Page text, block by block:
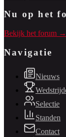
Nu op het
Bekijk het forum →
Navigatie
Nieuws
Selectie
Standen
Contact